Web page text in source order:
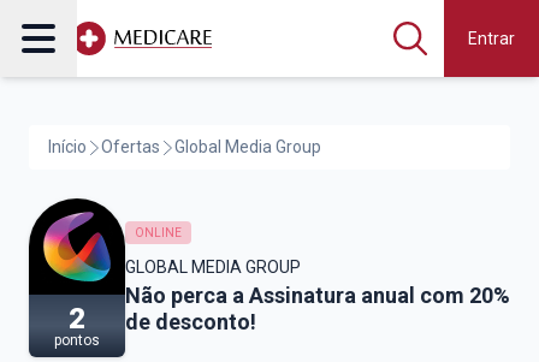
Entrar
Início Ofertas Global Media Group
2
pontos
ONLINE
GLOBAL MEDIA GROUP
Global Media Group,
Não perca a Assinatura anual com 20%
de desconto!